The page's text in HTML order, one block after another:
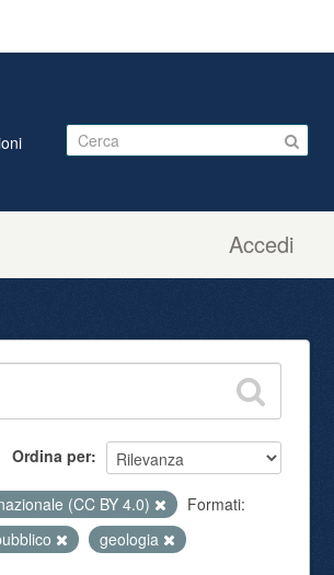
Accedi
Ordina per
(CC BY 4.0)
Formati:
geologia